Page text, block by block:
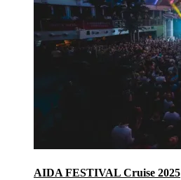
AIDA FESTIVAL Cruise 2025